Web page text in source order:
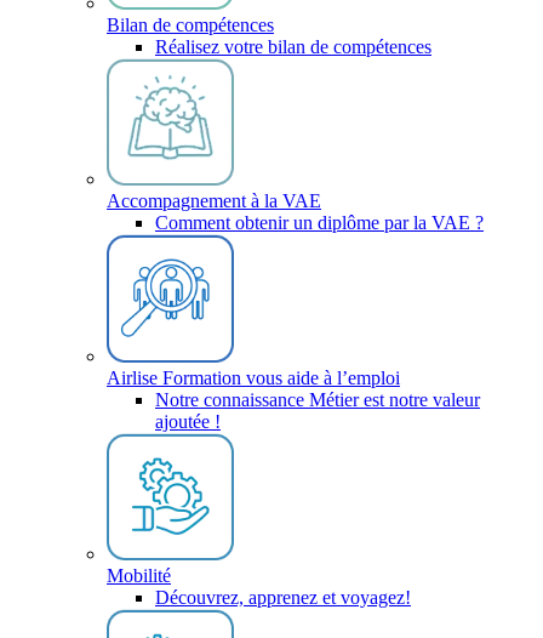
Bilan de compétences
Réalisez votre bilan de compétences
Accompagnement à la VAE
Comment obtenir un diplôme par la VAE ?
Airlise Formation vous aide à l’emploi
Notre connaissance Métier est notre valeur
ajoutée !
Mobilité
Découvrez, apprenez et voyagez!